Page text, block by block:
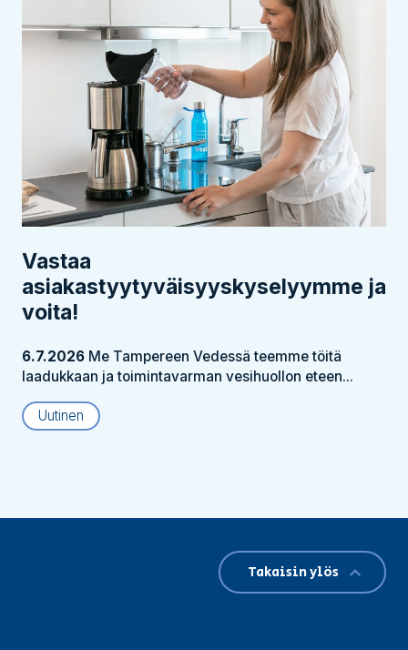
Vastaa
asiakastyytyväisyyskyselyymme ja
voita!
6.7.2026 Me Tampereen Vedessä teemme töitä
laadukkaan ja toimintavarman vesihuollon eteen...
Uutinen
Takaisin ylös